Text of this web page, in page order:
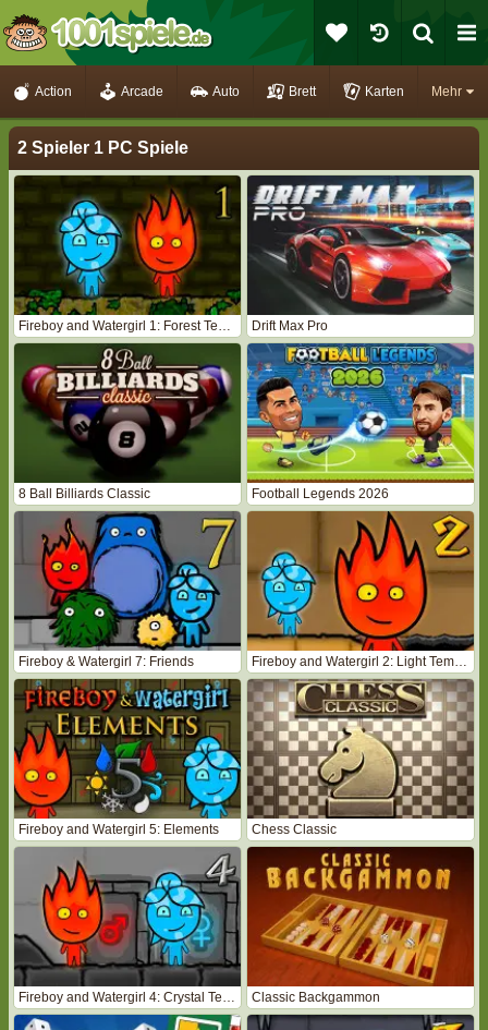
Mehr
Action Arcade Auto Brett Karten
2 Spieler 1 PC Spiele
Fireboy and Watergirl 1: Forest Temple Drift Max Pro
8 Ball Billiards Classic Football Legends 2026
Fireboy & Watergirl 7: Friends
Fireboy and Watergirl 5: Elements Chess Classic
Classic Backgammon